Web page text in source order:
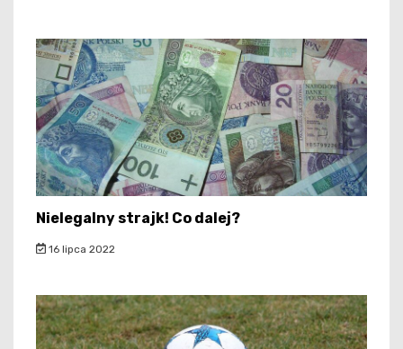
Nielegalny strajk! Co dalej?
16 lipca 2022